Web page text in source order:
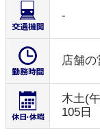
-
店舗の
木土(
105日